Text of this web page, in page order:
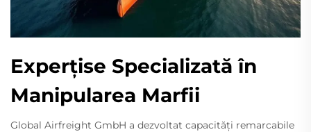
Experțise Specializată în
Manipularea Marfii
Global Airfreight GmbH a dezvoltat capacități remarcabile